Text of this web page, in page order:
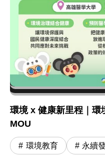
環境 x 健康新里程｜環
MOU
環境教育 永續